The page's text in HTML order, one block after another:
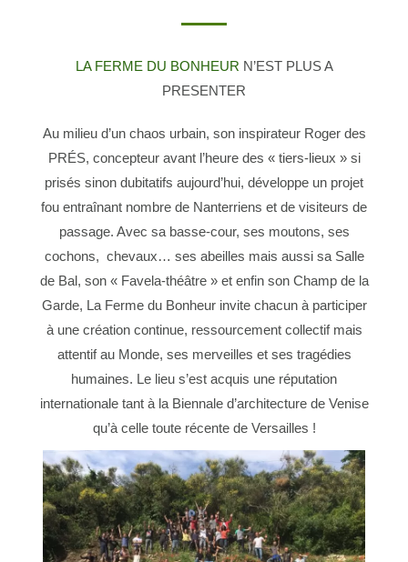
LA FERME DU BONHEUR N’EST PLUS A
PRESENTER
Au milieu d’un chaos urbain, son inspirateur Roger des
PRÉS, concepteur avant l’heure des « tiers-lieux » si
prisés sinon dubitatifs aujourd’hui, développe un projet
fou entraînant nombre de Nanterriens et de visiteurs de
passage. Avec sa basse-cour, ses moutons, ses
cochons, chevaux… ses abeilles mais aussi sa Salle
de Bal, son « Favela-théâtre » et enfin son Champ de la
Garde, La Ferme du Bonheur invite chacun à participer
à une création continue, ressourcement collectif mais
attentif au Monde, ses merveilles et ses tragédies
humaines. Le lieu s’est acquis une réputation
internationale tant à la Biennale d’architecture de Venise
qu’à celle toute récente de Versailles !